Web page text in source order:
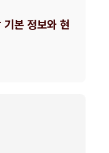
본 정보와 현